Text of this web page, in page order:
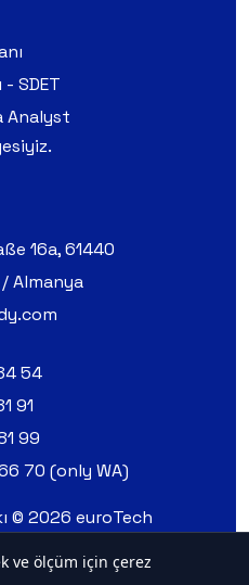
- SDET
Analyst
16a, 61440
Almanya
54
91
99
70 (only WA)
© 2026 euroTech
ve ölçüm için çerez